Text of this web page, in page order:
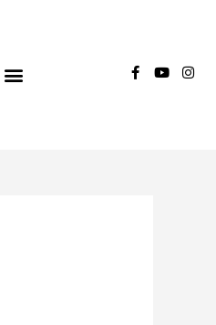
inter-entreprises